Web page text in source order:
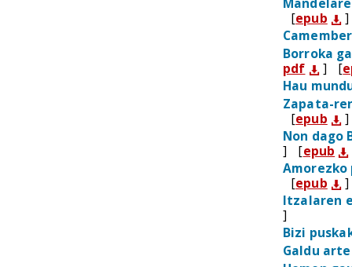
[epub
]
Borroka
pdf
] [
Hau
Zapata-
[epub
]
Non dago
]
[epub
Amorezko
[epub
]
Itzalaren
]
Bizi
Galdu arte